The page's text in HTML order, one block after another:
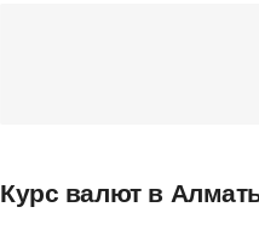
Курс валют в